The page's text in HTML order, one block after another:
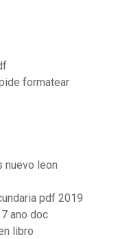
formatear
nuevo leon
pdf 2019
ano doc
libro